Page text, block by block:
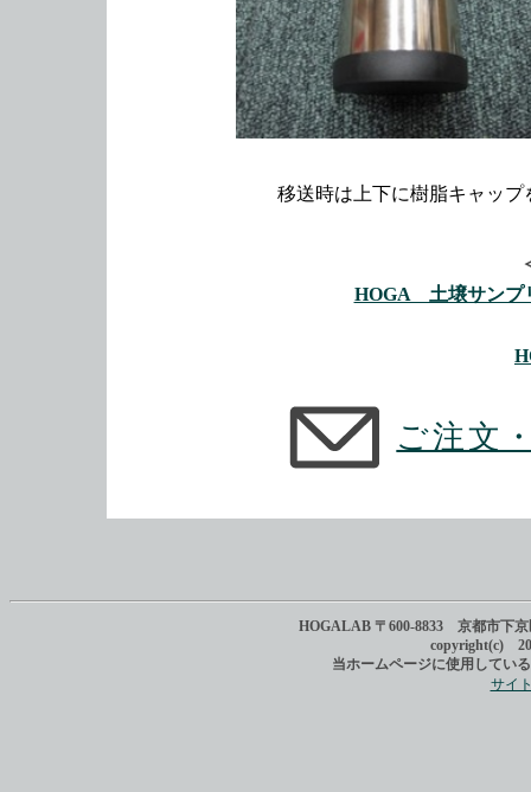
移送時は上下に樹脂キャッ
HOGA 土壌サンプ
ご注文
HOGALAB 〒600-8833 京都市下
copyright(c)
当ホームページに使用してい
サイ